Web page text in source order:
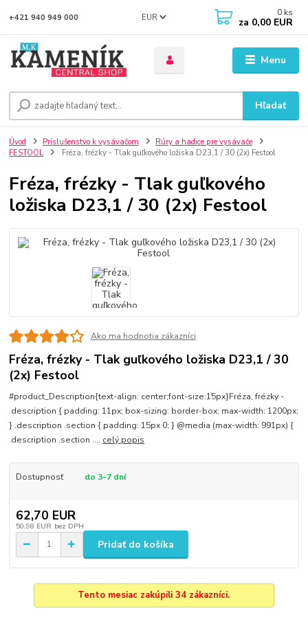
Menu
EUR
Hľadať
+421 940 949 000 0 ks
za 0,00 EUR
Úvod Príslušenstvo k vysávačom
Rúry a hadice pre vysávače
FESTOOL
Fréza, frézky - Tlak guľkového ložiska D23,1 / 30 (2x) Festool
Fréza, frézky - Tlak guľkového
ložiska D23,1 / 30 (2x) Festool
Ako ma hodnotia zákazníci
Fréza, frézky - Tlak guľkového ložiska D23,1 / 30
(2x) Festool
#product_Description{text-align: center;font-size:15px}Fréza, frézky -
.description { padding: 11px; box-sizing: border-box; max-width: 1200px;
} .description .section { padding: 15px 0; } @media (max-width: 991px) {
.description .section .... celý popis
Dostupnosť do 3-7 dní
62,70 EUR
50,98 EUR bez DPH
Pridať do košíka
Tento mesiac zakúpili 34 zákazníci.